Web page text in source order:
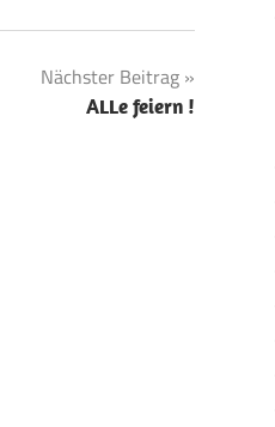
Nächster Beitrag
ALLe feiern !